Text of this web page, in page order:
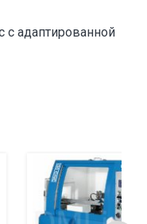
с адаптированной